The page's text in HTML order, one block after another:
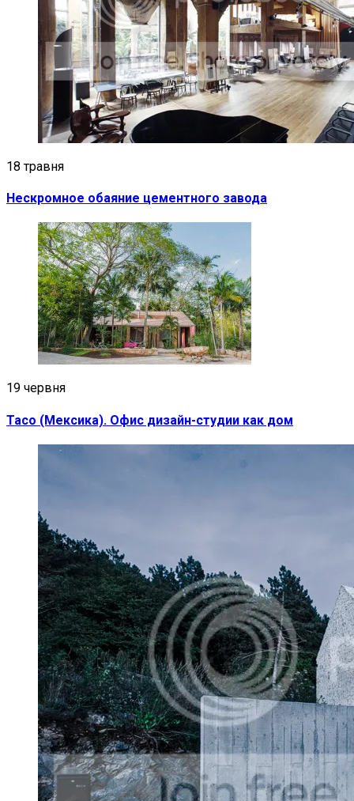
18 травня
Нескромное обаяние цементного завода
19 червня
Taco (Мексика). Офис дизайн-студии как дом